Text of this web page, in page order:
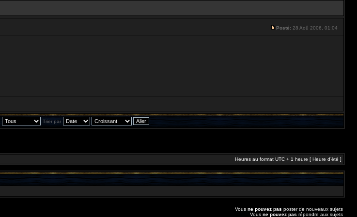
Posté: 28 Aoû 2006, 01:04
Trier par
Heures au format UTC + 1 heure [ Heure d’été ]
Vous ne pouvez pas poster de nouveaux sujets
Vous ne pouvez pas répondre aux sujets